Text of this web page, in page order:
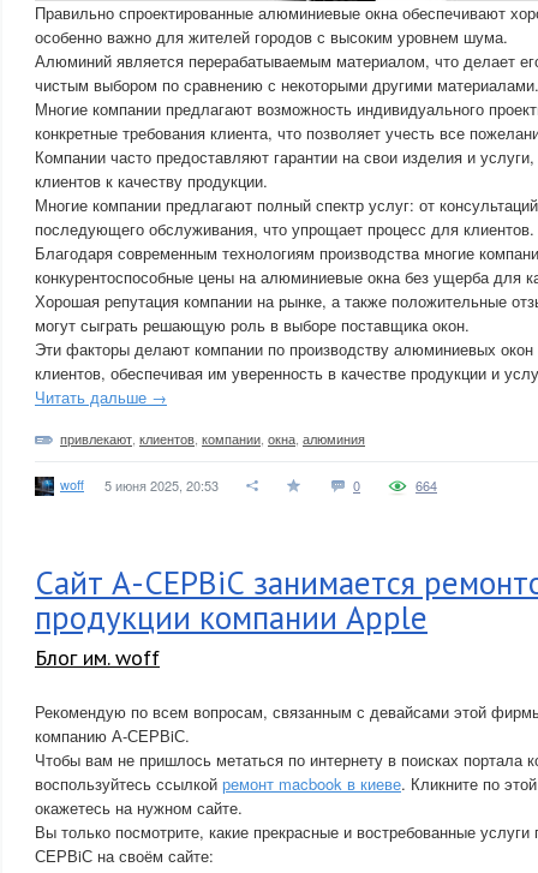
Правильно спроектированные алюминиевые окна обеспечивают
особенно важно для жителей городов с высоким уровнем шума.
Алюминий является перерабатываемым материалом, что делает
чистым выбором по сравнению с некоторыми другими материалами.
Многие компании предлагают возможность индивидуального
конкретные требования клиента, что позволяет учесть все
Компании часто предоставляют гарантии на свои изделия и
клиентов к качеству продукции.
Многие компании предлагают полный спектр услуг: от
последующего обслуживания, что упрощает процесс для клиентов.
Благодаря современным технологиям производства многие
конкурентоспособные цены на алюминиевые окна без ущерба для
Хорошая репутация компании на рынке, а также положительные
могут сыграть решающую роль в выборе поставщика окон.
Эти факторы делают компании по производству алюминиевых
клиентов, обеспечивая им уверенность в качестве продукции и
Читать дальше →
привлекают клиентов компании окна алюминия
woff 5 июня 2025, 20:53 0 664
Сайт А-СЕРВiС занимается
продукции компании Apple
Блог им. woff
Рекомендую по всем вопросам, связанным с девайсами этой
компанию А-СЕРВiС.
Чтобы вам не пришлось метаться по интернету в поисках
воспользуйтесь ссылкой ремонт macbook в киеве. Кликните по
окажетесь на нужном сайте.
Вы только посмотрите, какие прекрасные и востребованные
СЕРВiС на своём сайте: